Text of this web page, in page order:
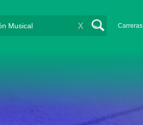
Carreras
X